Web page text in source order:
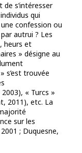
s’intéresser
qui
confession ou
autrui ? Les
heurs et
» désigne au
s’est trouvée
« Turcs »
2011), etc. La
sur les
; Duquesne,